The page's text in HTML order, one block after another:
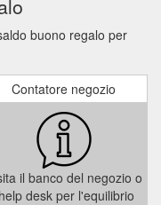
buono regalo per
Contatore negozio
il banco del negozio o
desk per l'equilibrio